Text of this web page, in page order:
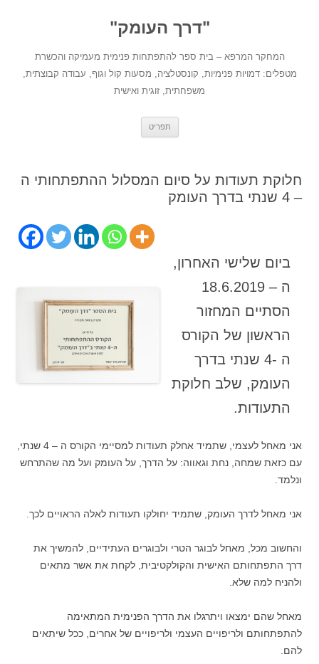
"דרך העומק"
המחקר המרפא – בית ספר להתפתחות פנימית מעמיקה והכשרת
מטפלים: דמויות פנימיות, קונסטלציה, מסעות קול וגוף, עבודה קבוצתית,
משפחתית, זוגית ואישית
תפריט
חלוקת תעודות על סיום המסלול ההתפתחותי ה
– 4 שנתי בדרך העומק
ביום שלישי האחרון,
ה – 18.6.2019
הסתיים המחזור
הראשון של הקורס
ה -4 שנתי בדרך
העומק, שלב חלוקת
התעודות.
אני מאחל לעצמי, שתמיד אחלק תעודות למסיימי הקורס ה – 4 שנתי,
עם כזאת שמחה, נחת וגאווה: על הדרך, על העומק ועל מה שהתרחש
ונלמד.
אני מאחל לדרך העומק, שתמיד יחולקו תעודות לאלה הראויים לכך.
והחשוב מכל, מאחל לבוגר הטרי ולבוגרים העתידיים, להמשיך את
דרך התפתחותם האישית והקולקטיבית, לקחת את אשר מתאים
ולהניח למה שלא.
מאחל שהם ימצאו ויתרגלו את הדרך הפנימית המתאימה
להתפתחותם ולריפויים העצמי ולריפויים של אחרים, ככל שיתאים
להם.